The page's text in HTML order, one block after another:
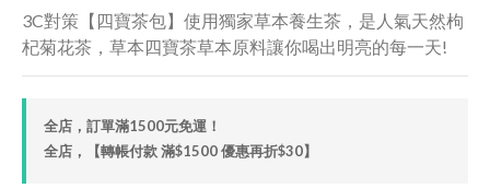
3C對策【四寶茶包】使用獨家草本養生茶，是人氣天然枸
杞菊花茶，草本四寶茶草本原料讓你喝出明亮的每一天!
全店，訂單滿1500元免運！
全店，【轉帳付款 滿$1500 優惠再折$30】